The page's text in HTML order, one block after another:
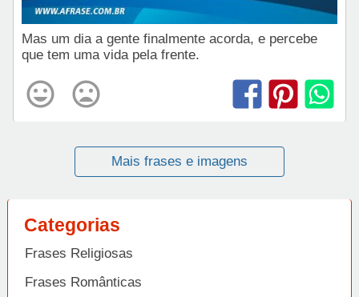
Mas um dia a gente finalmente acorda, e percebe
que tem uma vida pela frente.
Mais frases e imagens
Categorias
Frases Religiosas
Frases Românticas